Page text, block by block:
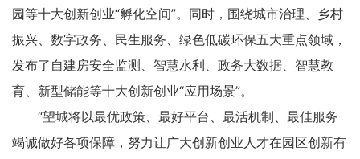
园等十大创新创业“孵化空间”。同时，围绕城市治理、乡村
振兴、数字政务、民生服务、绿色低碳环保五大重点领域，
发布了自建房安全监测、智慧水利、政务大数据、智慧教
育、新型储能等十大创新创业“应用场景”。
“望城将以最优政策、最好平台、最活机制、最佳服务
竭诚做好各项保障，努力让广大创新创业人才在园区创新有